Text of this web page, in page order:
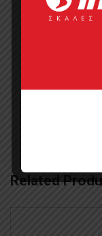
Fabulous
Related